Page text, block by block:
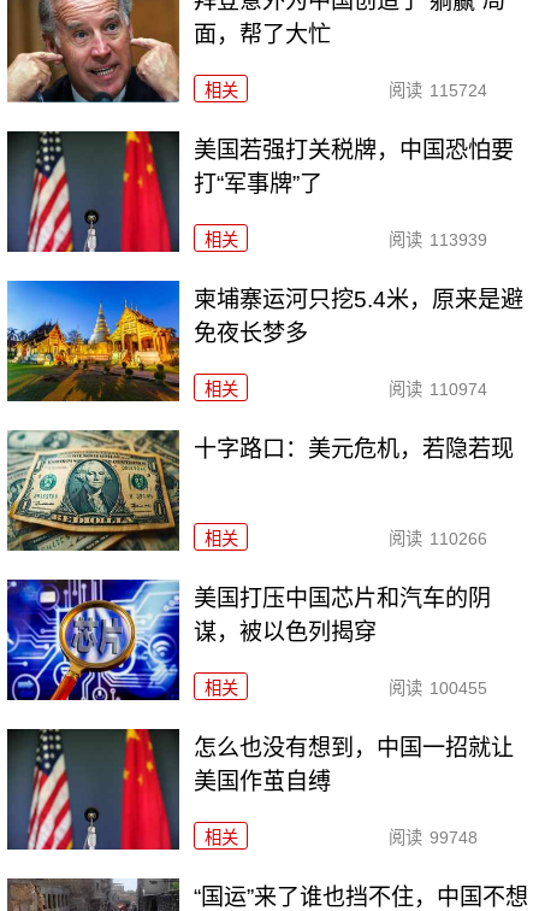
面，帮了大忙
相关 阅读 115724
美国若强打关税牌，中国恐怕要
打“军事牌”了
相关 阅读 113939
柬埔寨运河只挖5.4米，原来是避
免夜长梦多
相关 阅读 110974
十字路口：美元危机，若隐若现
相关 阅读 110266
美国打压中国芯片和汽车的阴
谋，被以色列揭穿
相关 阅读 100455
怎么也没有想到，中国一招就让
美国作茧自缚
相关 阅读 99748
“国运”来了谁也挡不住，中国不想